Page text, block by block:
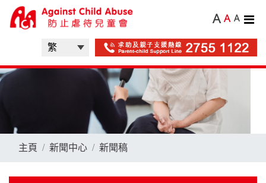
A A A
主頁 新聞中心 新聞稿